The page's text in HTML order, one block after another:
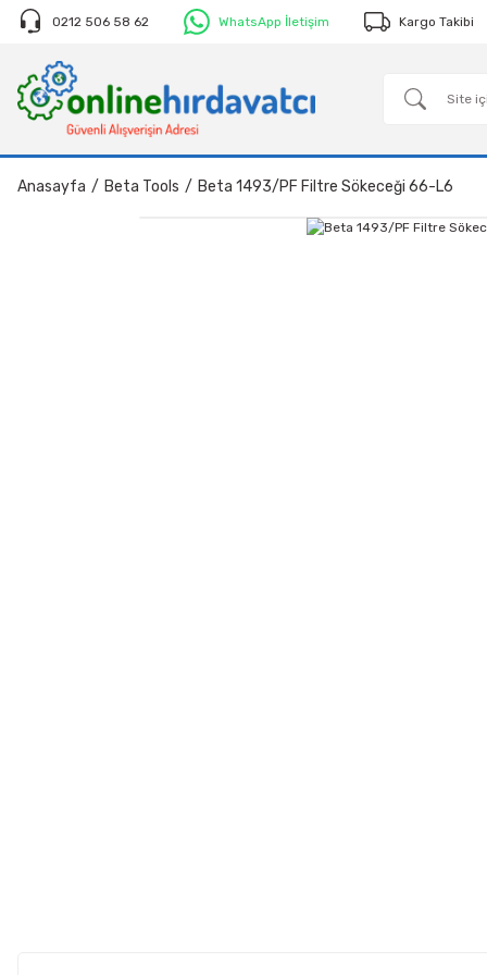
0212 506 58 62 WhatsApp İletişim Kargo Takibi
Anasayfa Beta Tools Beta 1493/PF Filtre Sökeceği 66-L6